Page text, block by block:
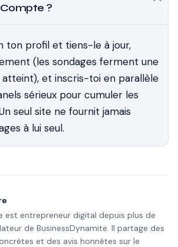
?
ton profil et tiens-le à jour,
(les sondages ferment une
atteint), et inscris-toi en parallèle
sérieux pour cumuler les
seul site ne fournit jamais
à lui seul.
est entrepreneur digital depuis plus de
de BusinessDynamite. Il partage des
et des avis honnêtes sur le